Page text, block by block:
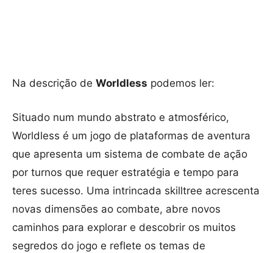
Na descrição de Worldless podemos ler:
Situado num mundo abstrato e atmosférico,
Worldless é um jogo de plataformas de aventura
que apresenta um sistema de combate de ação
por turnos que requer estratégia e tempo para
teres sucesso. Uma intrincada skilltree acrescenta
novas dimensões ao combate, abre novos
caminhos para explorar e descobrir os muitos
segredos do jogo e reflete os temas de